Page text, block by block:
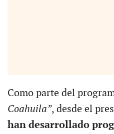
Como parte del
Coahuila”, desde el
han desarrollado